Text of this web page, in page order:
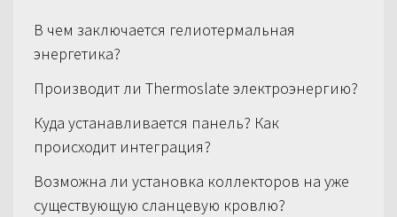
В чем заключается гелиотермальная
энергетика?
Производит ли Thermoslate электроэнергию?
Куда устанавливается панель? Как
происходит интеграция?
Возможна ли установка коллекторов на уже
существующую сланцевую кровлю?